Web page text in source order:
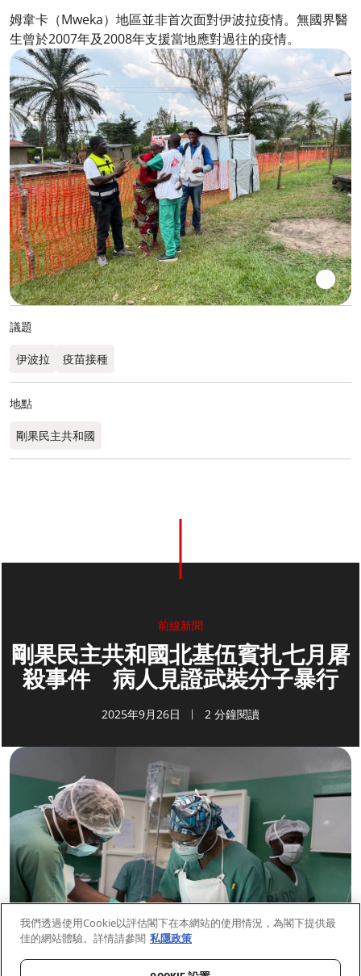
姆韋卡（Mweka）地區並非首次面對伊波拉疫情。無國界醫
生曾於2007年及2008年支援當地應對過往的疫情。
議題
伊波拉 疫苗接種
地點
剛果民主共和國
前線新聞
剛果民主共和國北基伍賓扎七月屠
殺事件 病人見證武裝分子暴行
2025年9月26日 2 分鐘閱讀
我們透過使用Cookie以評估閣下在本網站的使用情況，為閣下提供最
佳的網站體驗。詳情請參閱 私隱政策